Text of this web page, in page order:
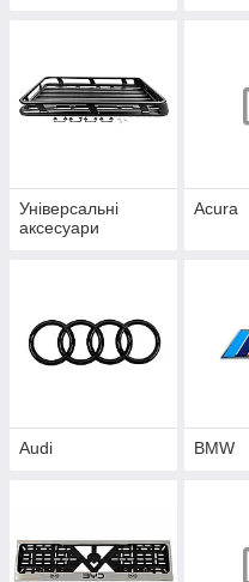
Універсальні
аксесуари
Acura
Audi BMW